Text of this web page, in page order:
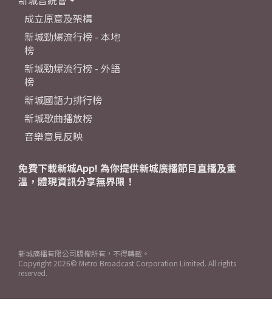
成立原意及架構
新城勁爆流行榜 - 本地
榜
新城勁爆流行榜 - 外語
榜
新城國語力排行榜
新城歌曲播放榜
音樂意見反映
免費下載新城App! 為你提供新城廣播節目直播及重
溫，體現資訊分享無界限！
新城廣播有限公司版權所有，不得轉載。
Copyright 2026© Metro Broadcast Corporation Limited. All rights
reserved.